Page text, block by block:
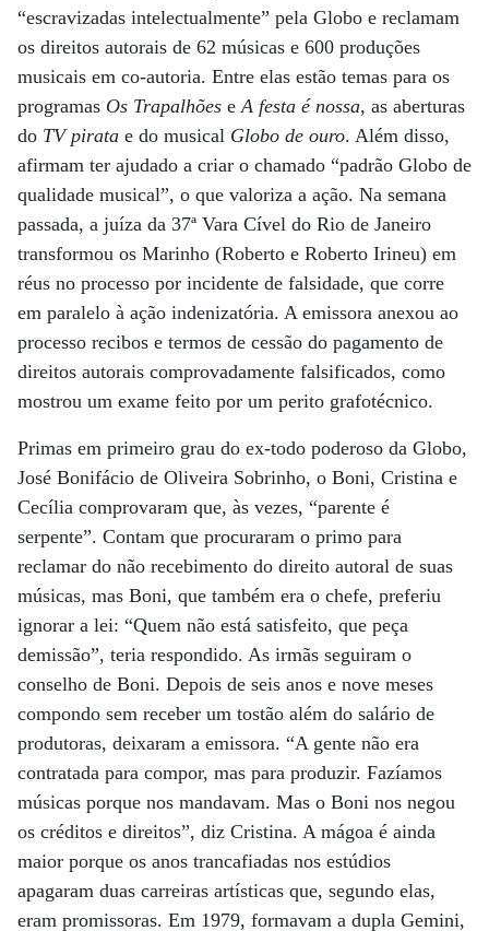
“escravizadas intelectualmente” pela Globo e reclamam
os direitos autorais de 62 músicas e 600 produções
musicais em co-autoria. Entre elas estão temas para os
programas Os Trapalhões eA festa é nossa, as aberturas
do TV pirata e do musical Globo de ouro. Além disso,
afirmam ter ajudado a criar o chamado “padrão Globo de
qualidade musical”, o que valoriza a ação. Na semana
passada, a juíza da 37ª Vara Cível do Rio de Janeiro
transformou os Marinho (Roberto e Roberto Irineu) em
réus no processo por incidente de falsidade, que corre
em paralelo à ação indenizatória. A emissora anexou ao
processo recibos e termos de cessão do pagamento de
direitos autorais comprovadamente falsificados, como
mostrou um exame feito por um perito grafotécnico.
Primas em primeiro grau do ex-todo poderoso da Globo,
José Bonifácio de Oliveira Sobrinho, o Boni, Cristina e
Cecília comprovaram que, às vezes, “parente é
serpente”. Contam que procuraram o primo para
reclamar do não recebimento do direito autoral de suas
músicas, mas Boni, que também era o chefe, preferiu
ignorar a lei: “Quem não está satisfeito, que peça
demissão”, teria respondido. As irmãs seguiram o
conselho de Boni. Depois de seis anos e nove meses
compondo sem receber um tostão além do salário de
produtoras, deixaram a emissora. “A gente não era
contratada para compor, mas para produzir. Fazíamos
músicas porque nos mandavam. Mas o Boni nos negou
os créditos e direitos”, diz Cristina. A mágoa é ainda
maior porque os anos trancafiadas nos estúdios
apagaram duas carreiras artísticas que, segundo elas,
eram promissoras. Em 1979, formavam a dupla Gemini,